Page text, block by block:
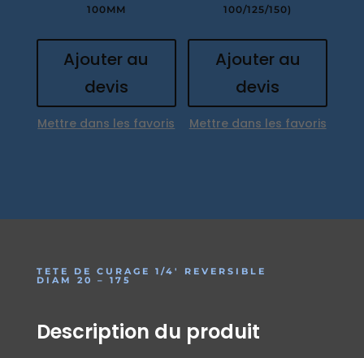
100MM
Ajouter au
devis
Mettre dans les favoris
100/125/150)
Ajouter au
devis
Mettre dans les favoris
TETE DE CURAGE 1/4′ REVERSIBLE
DIAM 20 – 175
Description du produit